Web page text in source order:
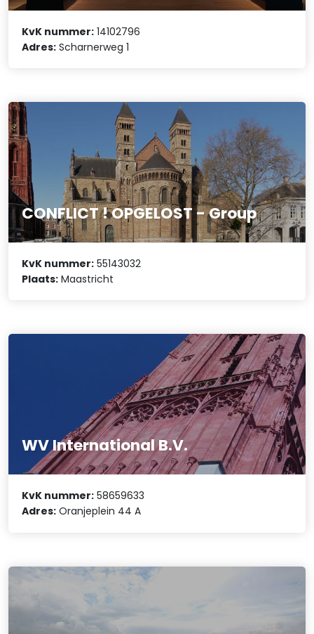
KvK nummer: 14102796
Adres: Scharnerweg 1
CONFLICT ! OPGELOST - Group
KvK nummer: 55143032
Plaats: Maastricht
WV International B.V.
KvK nummer: 58659633
Adres: Oranjeplein 44 A